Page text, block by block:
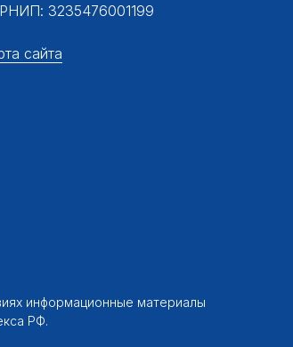
3235476001199
сайта
информационные материалы
РФ.